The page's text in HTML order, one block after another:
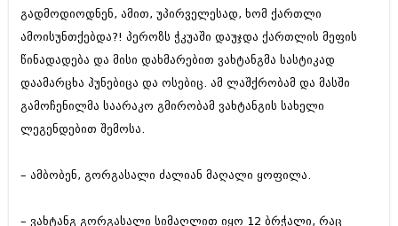
გადმოდიოდნენ, ამით, უპირველესად, ხომ ქართლი
ამოისუნთქებდა?! პეროზს ჭკუაში დაუჯდა ქართლის მეფის
წინადადება და მისი დახმარებით ვახტანგმა სასტიკად
დაამარცხა ჰუნებიცა და ოსებიც. ამ ლაშქრობამ და მასში
გამოჩენილმა საარაკო გმირობამ ვახტანგის სახელი
ლეგენდებით შემოსა.
– ამბობენ, გორგასალი ძალიან მაღალი ყოფილა.
– ვახტანგ გორგასალი სიმაღლით იყო 12 ბრჭალი, რაც